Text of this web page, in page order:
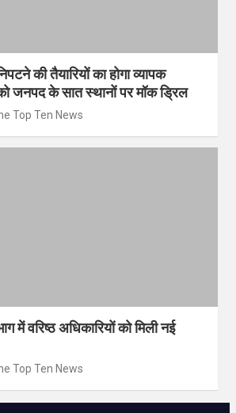
की तैयारियों का होगा व्यापक
जनपद के सात स्थानों पर मॉक ड्रिल
Top Ten News
में वरिष्ठ अधिकारियों को मिली नई
Top Ten News